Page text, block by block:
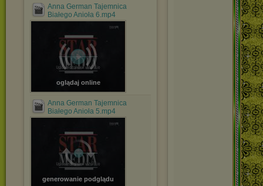
Anna German Tajemnica
Białego Anioła 6.mp4
oglądaj online
Anna German Tajemnica
Białego Anioła 5.mp4
generowanie podglądu